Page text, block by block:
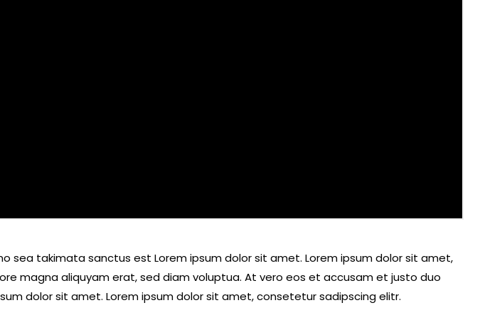
takimata sanctus est Lorem ipsum dolor sit amet. Lorem ipsum dolor sit amet,
magna aliquyam erat, sed diam voluptua. At vero eos et accusam et justo duo
dolor sit amet. Lorem ipsum dolor sit amet, consetetur sadipscing elitr.